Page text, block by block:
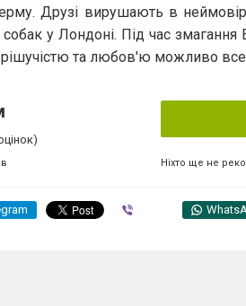
Друзі вирушають в
у Лондоні. Під час
та любов'ю можливо
Ніхто ще не